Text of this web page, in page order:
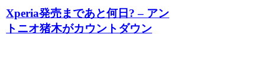
Xperia発売まであと何日? – アン
トニオ猪木がカウントダウン